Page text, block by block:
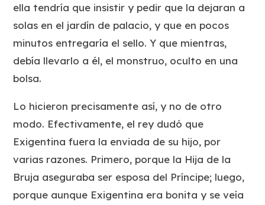
ella tendría que insistir y pedir que la dejaran a
solas en el jardín de palacio, y que en pocos
minutos entregaría el sello. Y que mientras,
debía llevarlo a él, el monstruo, oculto en una
bolsa.
Lo hicieron precisamente así, y no de otro
modo. Efectivamente, el rey dudó que
Exigentina fuera la enviada de su hijo, por
varias razones. Primero, porque la Hija de la
Bruja aseguraba ser esposa del Príncipe; luego,
porque aunque Exigentina era bonita y se veía